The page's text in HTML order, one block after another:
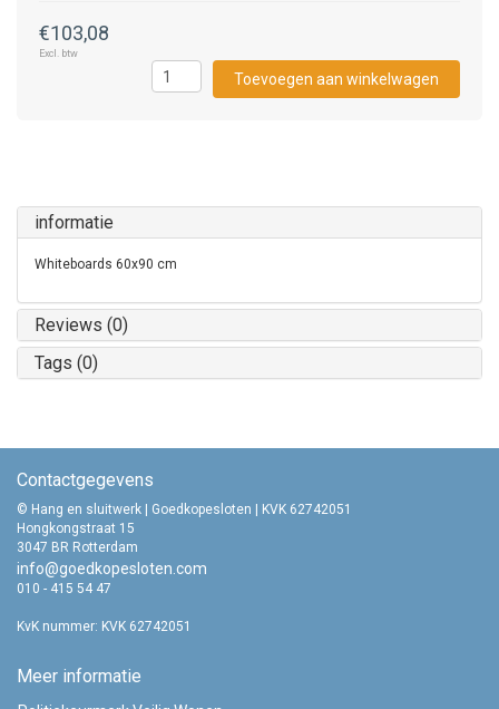
€103,08
Excl. btw
Toevoegen aan winkelwagen
informatie
Whiteboards 60x90 cm
Reviews (0)
Tags (0)
Contactgegevens
© Hang en sluitwerk | Goedkopesloten | KVK 62742051
Hongkongstraat 15
3047 BR Rotterdam
info@goedkopesloten.com
010 - 415 54 47
KvK nummer: KVK 62742051
Meer informatie